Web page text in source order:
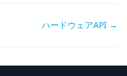
ハードウェアAPI →